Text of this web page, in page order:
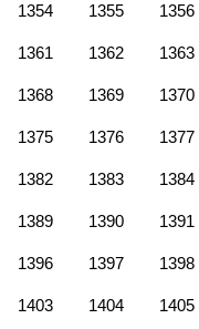
1354 1355 1356
1361 1362 1363
1368 1369 1370
1375 1376 1377
1382 1383 1384
1389 1390 1391
1396 1397 1398
1403 1404 1405